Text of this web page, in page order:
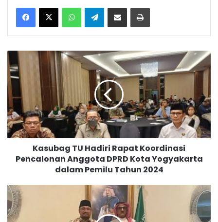
WhatsApp Telegram
K
a
u
b
a
g
T
U
r
i
R
a
Kasubag TU Hadiri Rapat Koordinasi
Pencalonan Anggota DPRD Kota Yogyakarta
dalam Pemilu Tahun 2024
B
e
r